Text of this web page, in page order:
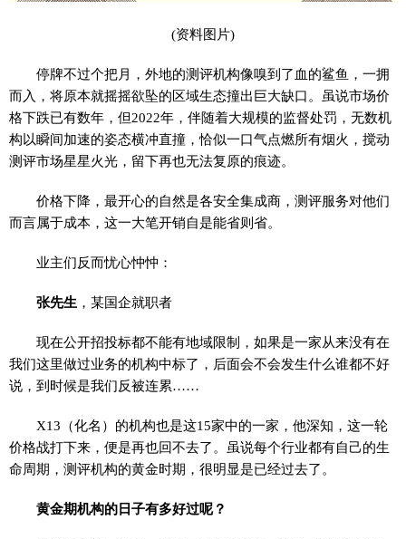
(资料图片)
停牌不过个把月，外地的测评机构像嗅到了血的鲨鱼，一拥
而入，将原本就摇摇欲坠的区域生态撞出巨大缺口。虽说市场价
格下跌已有数年，但2022年，伴随着大规模的监督处罚，无数机
构以瞬间加速的姿态横冲直撞，恰似一口气点燃所有烟火，搅动
测评市场星星火光，留下再也无法复原的痕迹。
价格下降，最开心的自然是各安全集成商，测评服务对他们
而言属于成本，这一大笔开销自是能省则省。
业主们反而忧心忡忡：
张先生 ，某国企就职者
现在公开招投标都不能有地域限制，如果是一家从来没有在
我们这里做过业务的机构中标了，后面会不会发生什么谁都不好
说，到时候是我们反被连累……
X13（化名）的机构也是这15家中的一家，他深知，这一轮
价格战打下来，便是再也回不去了。虽说每个行业都有自己的生
命周期，测评机构的黄金时期，很明显是已经过去了。
黄金期机构的日子有多好过呢？